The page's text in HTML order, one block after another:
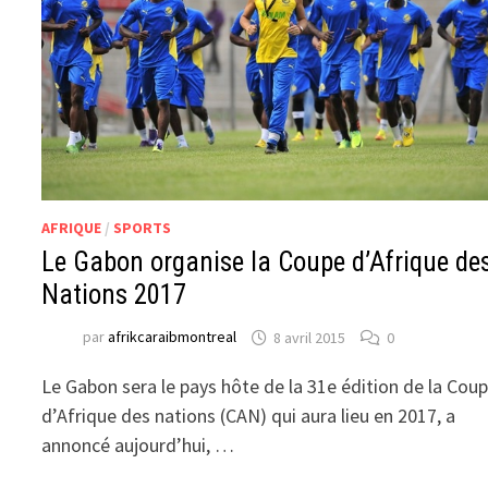
AFRIQUE / SPORTS
Le Gabon organise la Coupe d’Afrique
Nations 2017
parafrikcaraibmontreal 8 avril 2015 0
Le Gabon sera le pays hôte de la 31e édition de la
d’Afrique des nations (CAN) qui aura lieu en 2017, a
annoncé aujourd’hui, …